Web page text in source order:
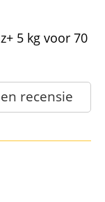
5 kg voor 70
recensie